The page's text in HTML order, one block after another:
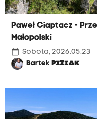
Paweł Ciaptacz -
Małopolski
calendar_today Sobota, 2026.05.23
BartekPIZIAK